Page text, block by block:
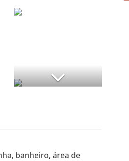
banheiro, área de